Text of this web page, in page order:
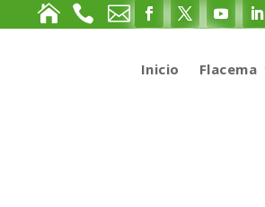
  
Inicio Flacema